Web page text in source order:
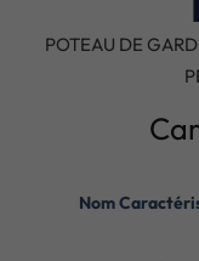
POTEAU DE
Nom